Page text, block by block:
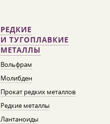
РЕДКИЕ
И ТУГОПЛАВКИЕ
МЕТАЛЛЫ
Вольфрам
Молибден
Прокат редких металлов
Редкие металлы
Лантаноиды